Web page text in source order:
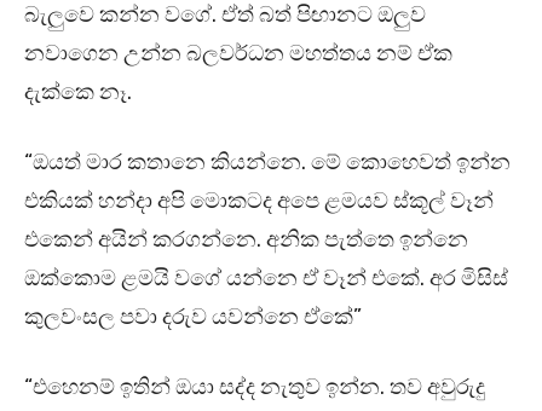
බැලුවෙ කන්න වගේ. ඒත් බත් පිඟානට ඔලුව
නවාගෙන උන්න බලවර්ධන මහත්තය නම් ඒක
දැක්කෙ නෑ.
“ඔයත් මාර කතානෙ කියන්නෙ. මේ කොහෙවත් ඉන්න
එකියක් හන්දා අපි මොකටද අපෙ ළමයව ස්කූල් වෑන්
එකෙන් අයින් කරගන්නෙ. අනික පැත්තෙ ඉන්නෙ
ඔක්කොම ළමයි වගේ යන්නෙ ඒ වෑන් එකේ. අර මිසිස්
කුලවංසල පවා දරුව යවන්නෙ ඒකේ”
“එහෙනම් ඉතින් ඔයා සද්ද නැතුව ඉන්න. තව අවුරුදු